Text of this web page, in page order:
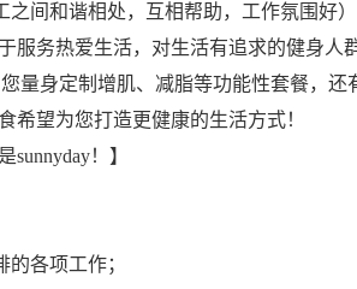
间和谐相处，互相帮助，工作氛围好）
于服务热爱生活，对生活有追求的健身
量身定制增肌、减脂等功能性套餐，还
希望为您打造更健康的生活方式！
sunnyday！】
各项工作；